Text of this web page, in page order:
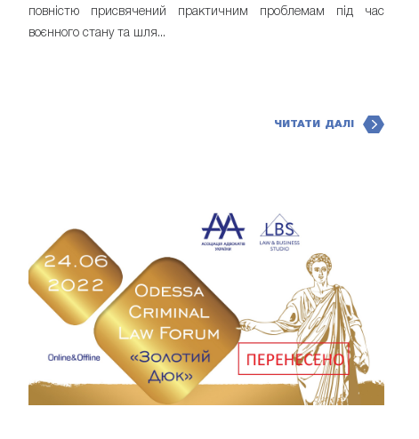
повністю присвячений практичним проблемам під час
воєнного стану та шля...
ЧИТАТИ ДАЛІ